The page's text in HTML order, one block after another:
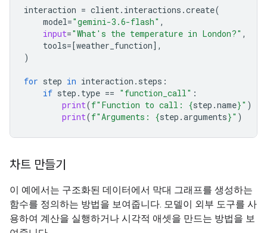
interaction = client. interactions .create(
model="gemini-3.6-flash" ,
input="What's the temperature in London?" ,
tools=[weather_function],
)
for step in interaction . steps :
if step . type == "function_call" :
print(f"Function to call: {step .name}" )
print(f"Arguments: {step .arguments}" )
차트 만들기
이 예에서는 구조화된 데이터에서 막대 그래프를 생성하는
함수를 정의하는 방법을 보여줍니다. 모델이 외부 도구를 사
용하여 계산을 실행하거나 시각적 애셋을 만드는 방법을 보